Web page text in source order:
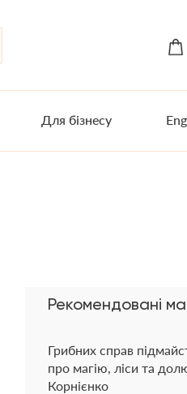
Для бізнесу
Рекомендовані
Грибних справ
про магію, ліси та
Корнієнко